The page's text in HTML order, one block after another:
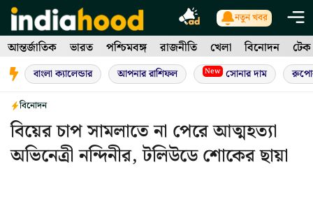
Skip
to
content
নতুন খবর
আন্তর্জাতিক ভারত পশ্চিমবঙ্গ রাজনীতি খেলা বিনোদন টেক
বাংলা ক্যালেন্ডার আপনার রাশিফল New সোনার দাম
বিনোদন
বিয়ের চাপ সামলাতে না পেরে আত্মহত্যা
অভিনেত্রী নন্দিনীর, টলিউডে শোকের ছায়া